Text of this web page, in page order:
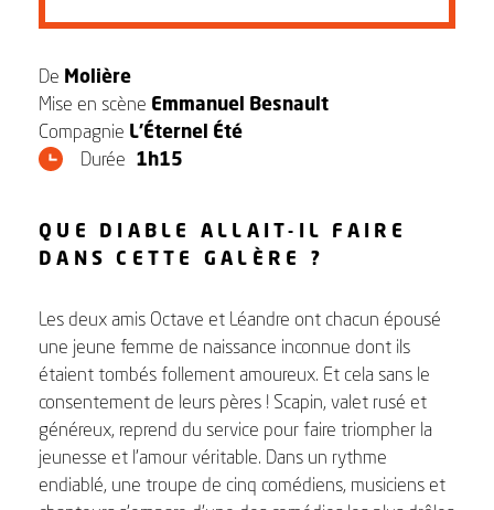
De Molière
Mise en scène Emmanuel Besnault
Compagnie L’Éternel Été
Durée 1h15
QUE DIABLE ALLAIT-IL FAIRE
DANS CETTE GALÈRE ?
Les deux amis Octave et Léandre ont chacun épousé
une jeune femme de naissance inconnue dont ils
étaient tombés follement amoureux. Et cela sans le
consentement de leurs pères ! Scapin, valet rusé et
généreux, reprend du service pour faire triompher la
jeunesse et l’amour véritable. Dans un rythme
endiablé, une troupe de cinq comédiens, musiciens et